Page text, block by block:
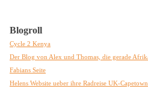
Blogroll
Cycle 2 Kenya
Der Blog von Alex und Thomas, die gerade
Fabians Seite
Helens Website ueber ihre Radreise UK-Capetown